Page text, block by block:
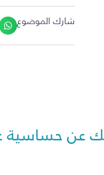
شارك الموضوع
عن حساسية